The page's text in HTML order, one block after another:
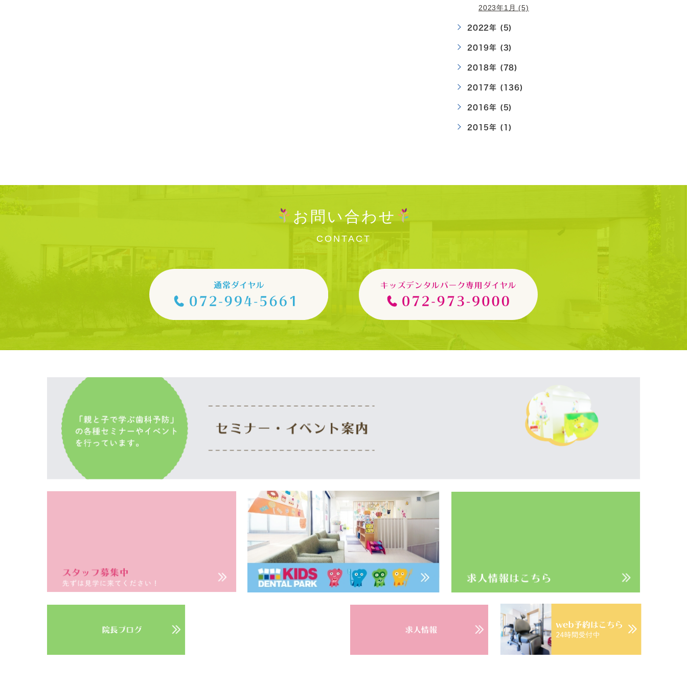
2023年1月 (5)
2022年 (5)
2019年 (3)
2018年 (78)
2017年 (136)
2016年 (5)
2015年 (1)
お問い合わせ
CONTACT